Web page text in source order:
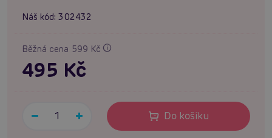
Náš kód: 302432
Běžná cena 599 Kč
495 Kč
Do košíku